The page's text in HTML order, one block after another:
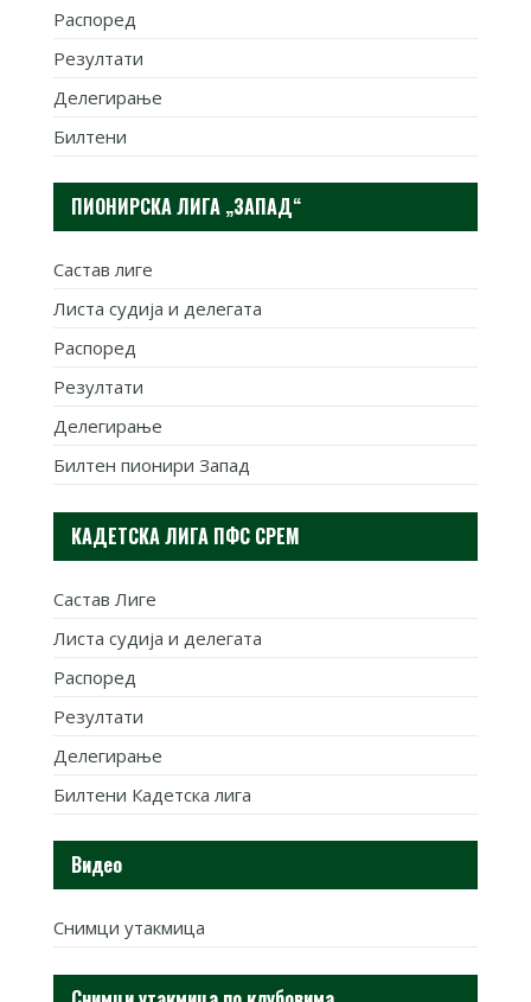
Распоред
Резултати
Делегирање
Билтени
ПИОНИРСКА ЛИГА „ЗАПАД“
Састав лиге
Листа судија и делегата
Распоред
Резултати
Делегирање
Билтен пионири Запад
КАДЕТСКА ЛИГА ПФС СРЕМ
Састав Лиге
Листа судија и делегата
Распоред
Резултати
Делегирање
Билтени Кадетска лига
Видео
Снимци утакмица